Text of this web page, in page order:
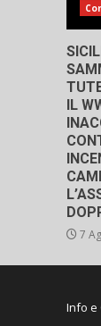
IL
7
Info e